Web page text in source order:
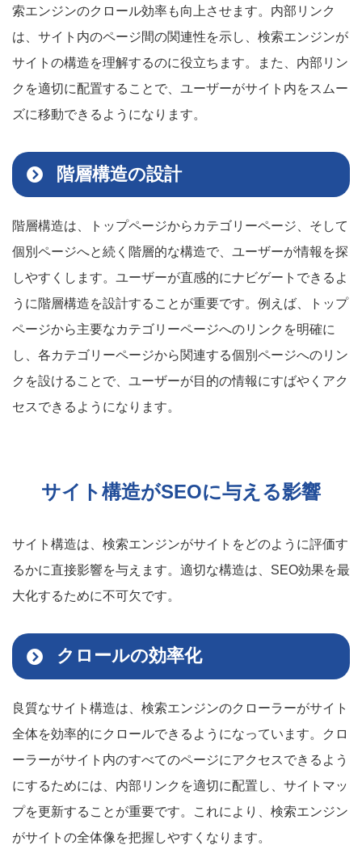
索エンジンのクロール効率も向上させます。内部リンク
は、サイト内のページ間の関連性を示し、検索エンジンが
サイトの構造を理解するのに役立ちます。また、内部リン
クを適切に配置することで、ユーザーがサイト内をスムー
ズに移動できるようになります。
階層構造の設計
階層構造は、トップページからカテゴリーページ、そして
個別ページへと続く階層的な構造で、ユーザーが情報を探
しやすくします。ユーザーが直感的にナビゲートできるよ
うに階層構造を設計することが重要です。例えば、トップ
ページから主要なカテゴリーページへのリンクを明確に
し、各カテゴリーページから関連する個別ページへのリン
クを設けることで、ユーザーが目的の情報にすばやくアク
セスできるようになります。
サイト構造がSEOに与える影響
サイト構造は、検索エンジンがサイトをどのように評価す
るかに直接影響を与えます。適切な構造は、SEO効果を最
大化するために不可欠です。
クロールの効率化
良質なサイト構造は、検索エンジンのクローラーがサイト
全体を効率的にクロールできるようになっています。クロ
ーラーがサイト内のすべてのページにアクセスできるよう
にするためには、内部リンクを適切に配置し、サイトマッ
プを更新することが重要です。これにより、検索エンジン
がサイトの全体像を把握しやすくなります。